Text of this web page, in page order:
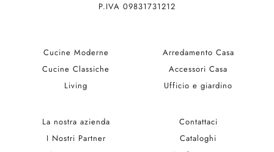
P.IVA 09831731212
Cucine Moderne
Cucine Classiche
Living
Arredamento Casa
Accessori Casa
Ufficio e giardino
La nostra azienda
I Nostri Partner
Contattaci
Cataloghi